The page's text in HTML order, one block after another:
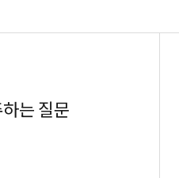
는 질문